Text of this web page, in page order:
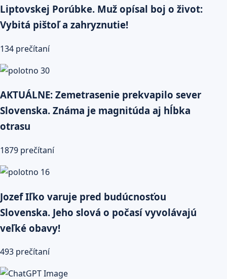
Liptovskej Porúbke. Muž opísal boj o život:
Vybitá pištoľ a zahryznutie!
134 prečítaní
AKTUÁLNE: Zemetrasenie prekvapilo sever
Slovenska. Známa je magnitúda aj hĺbka
otrasu
1879 prečítaní
Jozef Iľko varuje pred budúcnosťou
Slovenska. Jeho slová o počasí vyvolávajú
veľké obavy!
493 prečítaní